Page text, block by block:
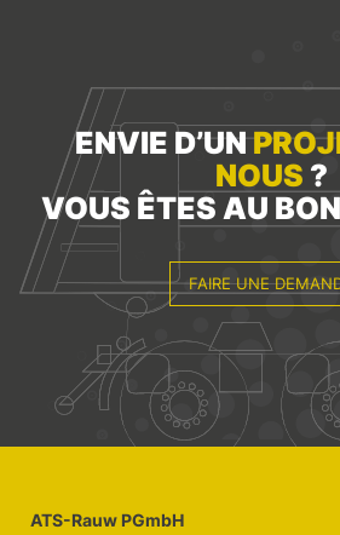
ENVIE D’UN
NOUS ?
VOUS ÊTES AU
FAIRE UNE
ATS-Rauw PGmbH